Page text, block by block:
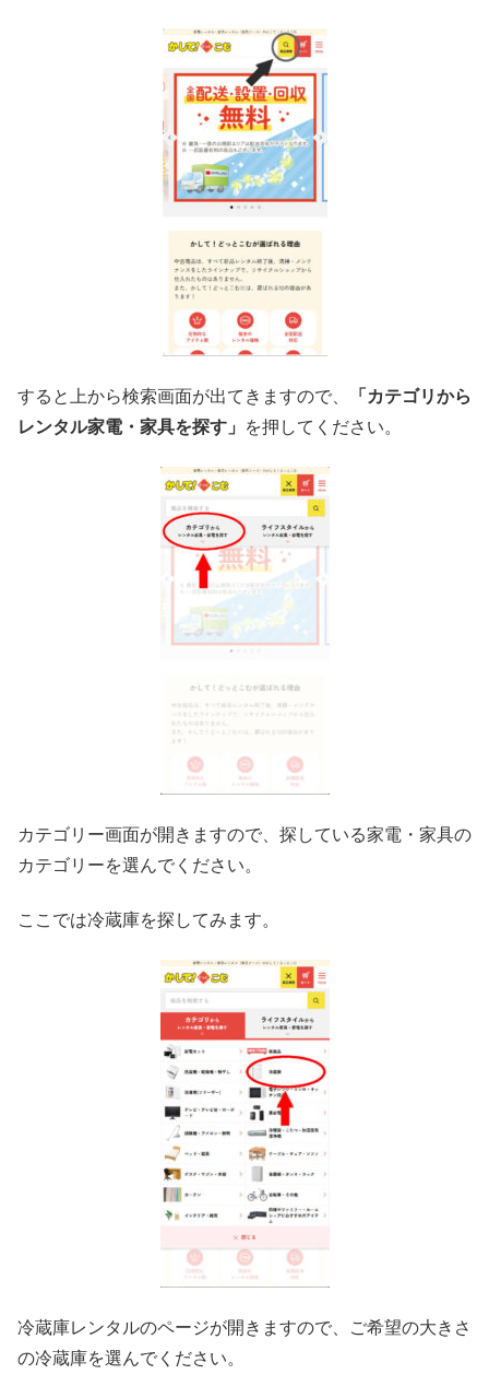
すると上から検索画面が出てきますので、
「カテゴリから
レンタル家電・家具を探す」
を押してください。
カテゴリー画面が開きますので、探している家電・家具の
カテゴリーを選んでください。
ここでは冷蔵庫を探してみます。
冷蔵庫レンタルのページが開きますので、ご希望の大きさ
の冷蔵庫を選んでください。